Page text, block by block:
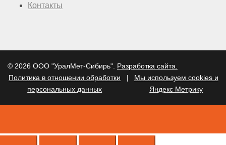
Контакты
© 2026 ООО "УралМет-Сибирь". Разработка сайта.
Политика в отношении обработки
персональных данных
|
Мы используем cookies и
Яндекс Метрику